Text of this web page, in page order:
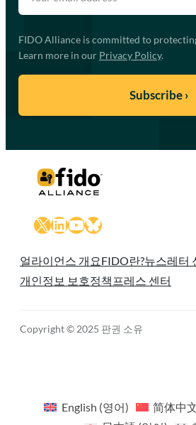
FIDO Alliance is committed to
Learn more in our Privacy Policy.
X LinkedIn
YouTube
Bluesky
얼라이언스 개요FIDO란?뉴스레터
개인정보 보호정책 프레스 센터
Copyright © 2025 판권 소유
English (영어) 简体中